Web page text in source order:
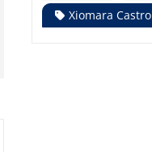
Xiomara Castro